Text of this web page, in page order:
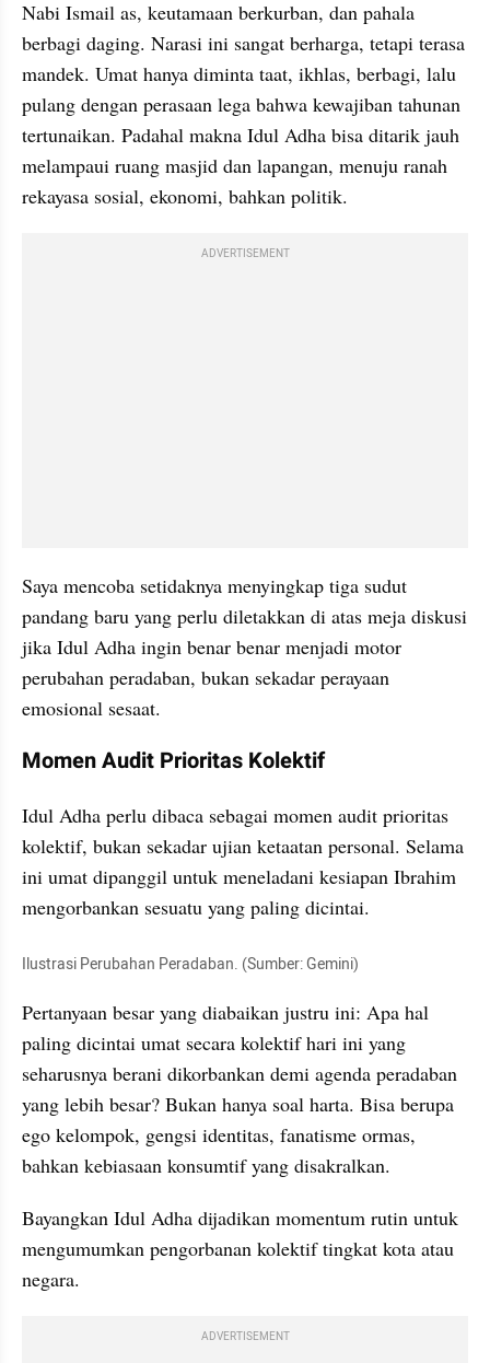
Nabi Ismail as, keutamaan berkurban, dan pahala
berbagi daging. Narasi ini sangat berharga, tetapi terasa
mandek. Umat hanya diminta taat, ikhlas, berbagi, lalu
pulang dengan perasaan lega bahwa kewajiban tahunan
tertunaikan. Padahal makna Idul Adha bisa ditarik jauh
melampaui ruang masjid dan lapangan, menuju ranah
rekayasa sosial, ekonomi, bahkan politik.
ADVERTISEMENT
Saya mencoba setidaknya menyingkap tiga sudut
pandang baru yang perlu diletakkan di atas meja diskusi
jika Idul Adha ingin benar benar menjadi motor
perubahan peradaban, bukan sekadar perayaan
emosional sesaat.
Momen Audit Prioritas Kolektif
Idul Adha perlu dibaca sebagai momen audit prioritas
kolektif, bukan sekadar ujian ketaatan personal. Selama
ini umat dipanggil untuk meneladani kesiapan Ibrahim
mengorbankan sesuatu yang paling dicintai.
Ilustrasi Perubahan Peradaban. (Sumber: Gemini)
Pertanyaan besar yang diabaikan justru ini: Apa hal
paling dicintai umat secara kolektif hari ini yang
seharusnya berani dikorbankan demi agenda peradaban
yang lebih besar? Bukan hanya soal harta. Bisa berupa
ego kelompok, gengsi identitas, fanatisme ormas,
bahkan kebiasaan konsumtif yang disakralkan.
Bayangkan Idul Adha dijadikan momentum rutin untuk
mengumumkan pengorbanan kolektif tingkat kota atau
negara.
ADVERTISEMENT